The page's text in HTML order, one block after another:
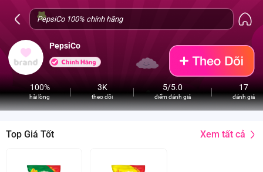
PepsiCo
100%
hài lòng
3K
theo dõi
5/5.0
điểm đánh giá
17
đánh giá
Top Giá Tốt Xem tất cả